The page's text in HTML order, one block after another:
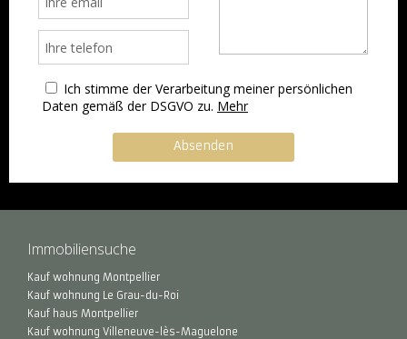
Ich stimme der Verarbeitung meiner persönlichen
Daten gemäß der DSGVO zu. Mehr
Immobiliensuche
Kauf wohnung Montpellier
Kauf wohnung Le Grau-du-Roi
Kauf haus Montpellier
Kauf wohnung Villeneuve-lès-Maguelone